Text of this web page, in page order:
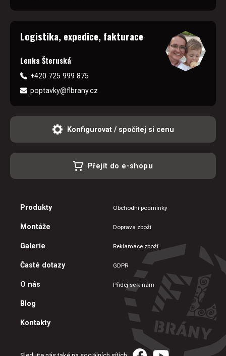
Logistika, expedice, fakturace
Lenka Šteruská
+420 725 999 875
poptavky@flbrany.cz
Konfigurovat / spočítej si cenu
Přejít do e-shopu
Produkty
Montáže
Galerie
Časté dotazy
O nás
Blog
Kontakty
Obchodní podmínky
Doprava zboží
Reklamace zboží
GDPR
Přidej se k nám